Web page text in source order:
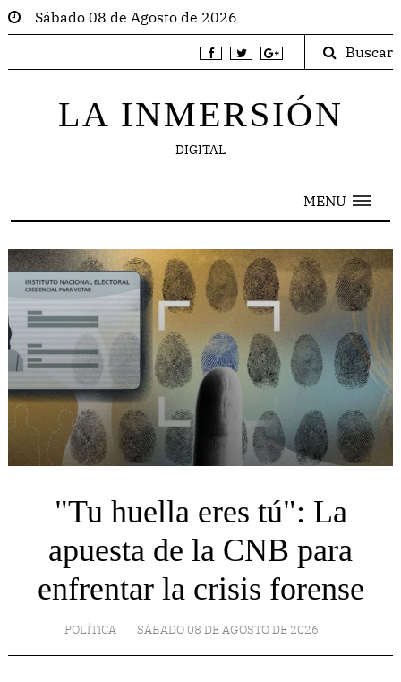
Sábado 08 de Agosto de 2026
Buscar
LA INMERSIÓN
DIGITAL
MENU
"Tu huella eres tú": La
apuesta de la CNB para
enfrentar la crisis forense
POLÍTICA SÁBADO 08 DE AGOSTO DE 2026